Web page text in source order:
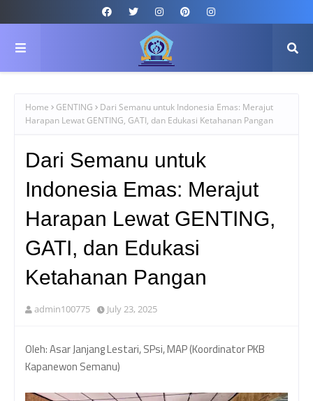
Home GENTING
Dari Semanu untuk Indonesia Emas: Merajut
Harapan Lewat GENTING, GATI, dan Edukasi Ketahanan Pangan
Dari Semanu untuk
Indonesia Emas: Merajut
Harapan Lewat GENTING,
GATI, dan Edukasi
Ketahanan Pangan
admin100775 July 23, 2025
Oleh: Asar Janjang Lestari, SPsi, MAP (Koordinator PKB
Kapanewon Semanu)